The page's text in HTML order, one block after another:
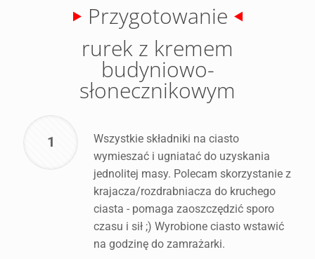
Przygotowanie
rurek z kremem
budyniowo-
słonecznikowym
1
Wszystkie składniki na ciasto
wymieszać i ugniatać do uzyskania
jednolitej masy. Polecam skorzystanie z
krajacza/rozdrabniacza do kruchego
ciasta - pomaga zaoszczędzić sporo
czasu i sił ;) Wyrobione ciasto wstawić
na godzinę do zamrażarki.